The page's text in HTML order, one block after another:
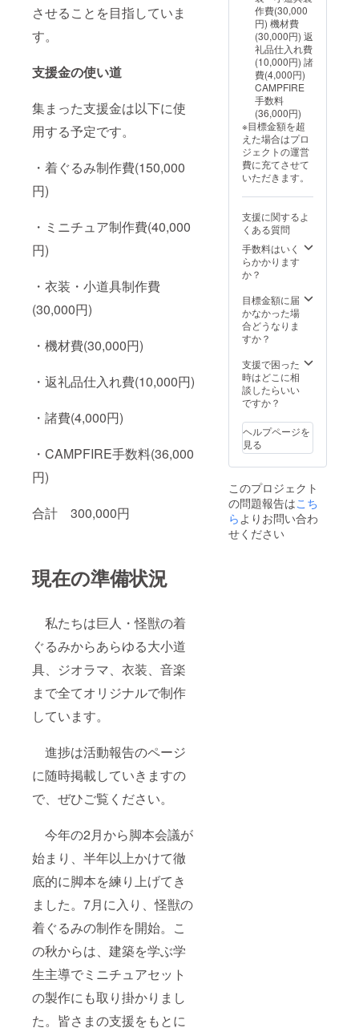
させることを目指していま
す。
支援金の使い道
集まった支援金は以下に使
用する予定です。
・着ぐるみ制作費(150,000
円)
・ミニチュア制作費(40,000
円)
・衣装・小道具制作費
(30,000円)
・機材費(30,000円)
・返礼品仕入れ費(10,000円)
・諸費(4,000円)
・CAMPFIRE手数料(36,000
円)
合計 300,000円
現在の準備状況
私たちは巨人・怪獣の着
ぐるみからあらゆる大小道
具、ジオラマ、衣装、音楽
まで全てオリジナルで制作
しています。
進捗は活動報告のページ
に随時掲載していきますの
で、ぜひご覧ください。
今年の2月から脚本会議が
始まり、半年以上かけて徹
底的に脚本を練り上げてき
ました。7月に入り、怪獣の
着ぐるみの制作を開始。こ
の秋からは、建築を学ぶ学
生主導でミニチュアセット
の製作にも取り掛かりまし
た。皆さまの支援をもとに
音順に
掲載(文
字の大
きさは
変わり
ません)
・表示
時間
約８秒
間 ・注
意事
項 支
援時、
必ず備
考欄に
掲載希
ご記入
くださ
い
ラスト
添付)
● エン
ドロー
ルにお
名前掲
載 ・掲
載期
間
『GELE
L』本編
公開
時〜動
画の公
開が続
・掲載
方法
文字の
み(目安:
４～５
度)
10,000
円以上
のご支
組み、
それ以
下は5列
組みで
別五十
音順に
掲載(文
字の大
変わり
ません)
・表示
時間
約８秒
作品
『F(仮
称)』(約
6分・
メール
にて視
聴用
URLを
送付)
●『GEL
EL』メ
イキン
グ映像
(約15
分・
にて視
聴用
URLを
送付)
●『GEL
編映像
(約30
分・
メール
聴用
URLを
送付)
● お礼
(描き下
ろしイ
ラスト
添付)
ドロー
ルにお
名前掲
載 ・掲
載期
作費(30,000
円) 機材費
(30,000円) 返
礼品仕入れ費
(10,000円) 諸
費(4,000円)
CAMPFIRE
手数料
(36,000円)
※目標金額を超
えた場合はプロ
ジェクトの運営
費に充てさせて
いただきます。
支援に関するよ
くある質問
手数料はいく
らかかります
か？
目標金額に届
かなかった場
合どうなりま
すか？
支援で困った
時はどこに相
談したらいい
ですか？
ヘルプページを
見る
このプロジェクト
の問題報告はこち
らよりお問い合わ
せください